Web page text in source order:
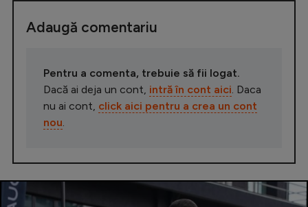
Adaugă comentariu
Pentru a comenta, trebuie să fii logat.
Dacă ai deja un cont, intră în cont aici . Daca
nu ai cont, click aici pentru a crea un cont
nou